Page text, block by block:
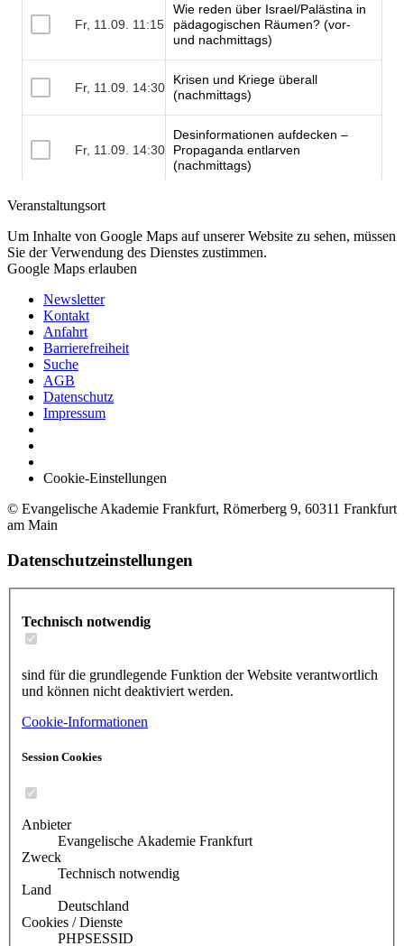
Veranstaltungsort
Um Inhalte von Google Maps auf unserer Website zu sehen, müssen
Sie der Verwendung des Dienstes zustimmen.
Google Maps erlauben
Newsletter
Kontakt
Anfahrt
Barrierefreiheit
Suche
AGB
Datenschutz
Impressum
Cookie-Einstellungen
© Evangelische Akademie Frankfurt, Römerberg 9, 60311 Frankfurt
am Main
Datenschutzeinstellungen
Technisch notwendig
sind für die grundlegende Funktion der Website verantwortlich
und können nicht deaktiviert werden.
Cookie-Informationen
Session Cookies
Anbieter
Evangelische Akademie Frankfurt
Zweck
Technisch notwendig
Land
Deutschland
Cookies / Dienste
PHPSESSID